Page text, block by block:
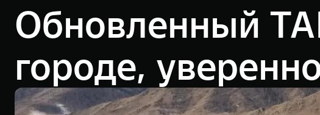
Обновленный
городе,